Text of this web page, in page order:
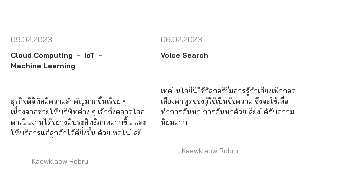
09.02.2023
Cloud Computing
IoT
Machine Learning
ธุรกิจดิจิทัลมีความสำคัญมากขึ้นเรื่อย ๆ
เนื่องจากช่วยให้บริษัทต่าง ๆ เข้าถึงตลาดโลก
ดำเนินงานได้อย่างมีประสิทธิภาพมากขึ้น และ
ให้บริการแก่ลูกค้าได้ดียิ่งขึ้น ด้วยเทคโนโลยี
Kaewklaow Robru
06.02.2023
Voice Search
เทคโนโลยีนี้ใช้อัลกอริธึมการรู้จำเสียงเพื่อถอด
เสียงคำพูดของผู้ใช้เป็นข้อความ ซึ่งจะใช้เพื่อ
ทำการค้นหา การค้นหาด้วยเสียงได้รับความ
นิยมมาก
Kaewklaow Robru